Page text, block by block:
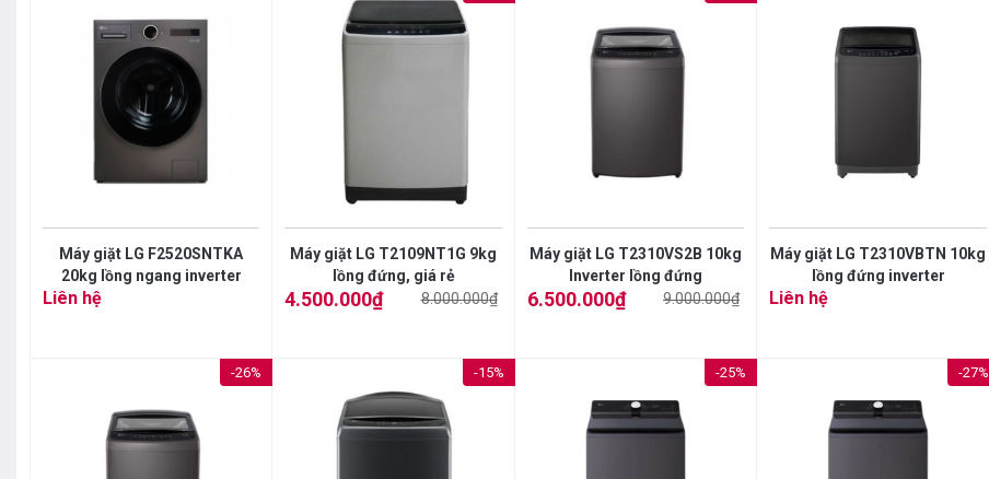
Máy giặt LG F2520SNTKA
20kg lồng ngang inverter
Liên hệ
Máy giặt LG T2109NT1G 9kg
lồng đứng, giá rẻ
8.000.000₫
Giá
4.500.000₫
Giá
Máy giặt LG T2310VS2B 10kg
Inverter lồng đứng
9.000.000₫
Giá
6.500.000₫
Giá
Máy giặt LG T2310VBTN 10kg
lồng đứng inverter
Liên hệ
-26% -15% -25% -27%